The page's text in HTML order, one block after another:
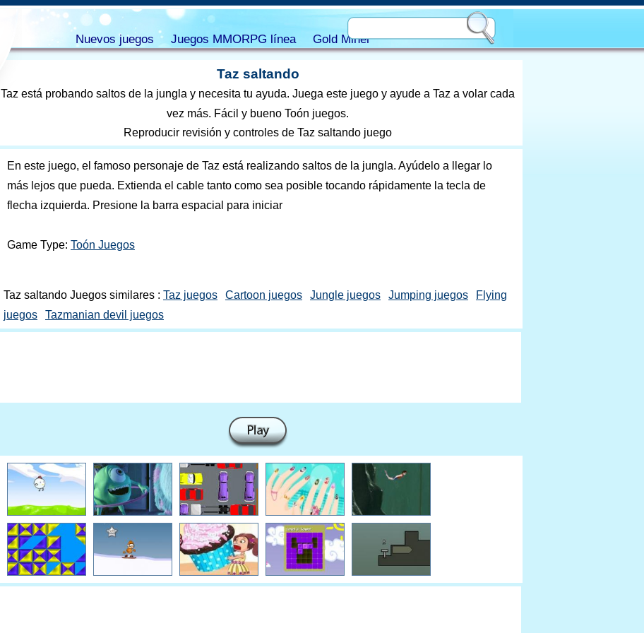
Taz saltando
Taz está probando saltos de la jungla y necesita tu ayuda. Juega este juego y ayude a Taz a volar cada
vez más. Fácil y bueno Toón juegos.
Reproducir revisión y controles de Taz saltando juego
En este juego, el famoso personaje de Taz está realizando saltos de la jungla. Ayúdelo a llegar lo
más lejos que pueda. Extienda el cable tanto como sea posible tocando rápidamente la tecla de
flecha izquierda. Presione la barra espacial para iniciar
Game Type: Toón Juegos
Taz saltando Juegos similares : Taz juegos Cartoon juegos Jungle juegos Jumping juegos
Flying
juegos
Tazmanian devil juegos
Nuevos juegos Juegos MMORPG línea Gold Miner